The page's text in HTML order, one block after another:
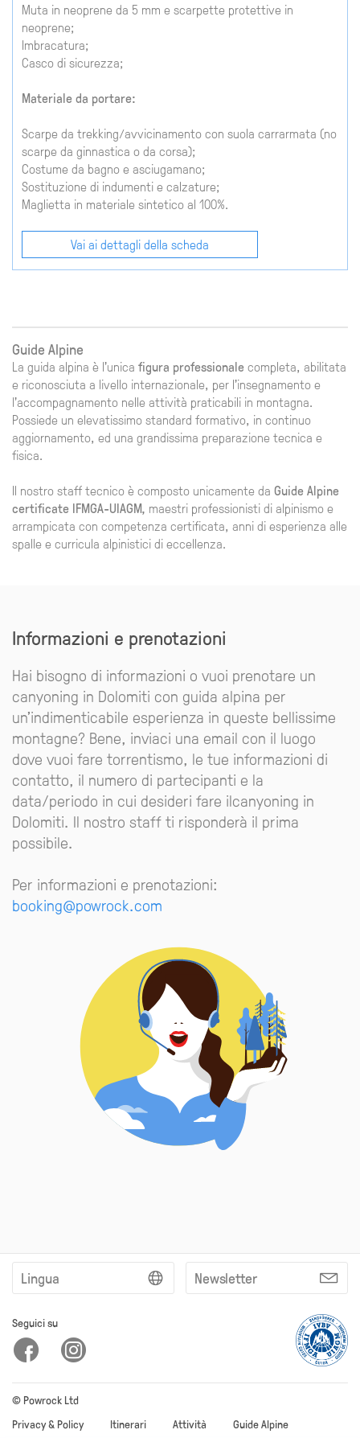
Muta in neoprene da 5 mm e scarpette protettive in
neoprene;
Imbracatura;
Casco di sicurezza;
Materiale da portare:
Scarpe da trekking/avvicinamento con suola carrarmata (no
scarpe da ginnastica o da corsa);
Costume da bagno e asciugamano;
Sostituzione di indumenti e calzature;
Maglietta in materiale sintetico al 100%.
Vai ai dettagli della scheda
Guide Alpine
La guida alpina è l'unica figura professionale completa, abilitata
e riconosciuta a livello internazionale, per l'insegnamento e
l'accompagnamento nelle attività praticabili in montagna.
Possiede un elevatissimo standard formativo, in continuo
aggiornamento, ed una grandissima preparazione tecnica e
fisica.
Il nostro staff tecnico è composto unicamente da Guide Alpine
certificate IFMGA-UIAGM, maestri professionisti di alpinismo e
arrampicata con competenza certificata, anni di esperienza alle
spalle e curricula alpinistici di eccellenza.
Informazioni e prenotazioni
Hai bisogno di informazioni o vuoi prenotare un
canyoning in Dolomiti con guida alpina per
un'indimenticabile esperienza in queste bellissime
montagne? Bene, inviaci una email con il luogo
dove vuoi fare torrentismo, le tue informazioni di
contatto, il numero di partecipanti e la
data/periodo in cui desideri fare ilcanyoning in
Dolomiti. Il nostro staff ti risponderà il prima
possibile.
Per informazioni e prenotazioni:
booking@powrock.com
Lingua Newsletter
Seguici su
© Powrock Ltd
Privacy & Policy
Itinerari Attività Guide Alpine